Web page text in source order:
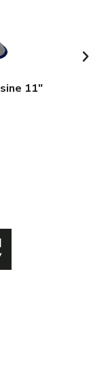
11″